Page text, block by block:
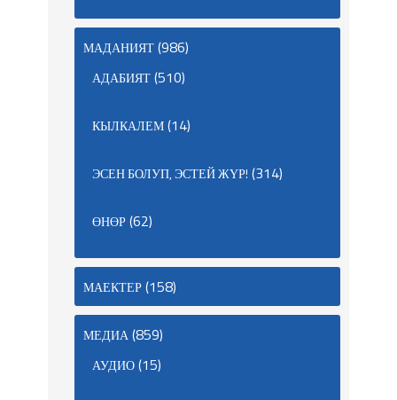
МАДАНИЯТ(986)
АДАБИЯТ(510)
КЫЛКАЛЕМ(14)
ЭСЕН БОЛУП, ЭСТЕЙ ЖҮР! (314)
ӨНӨР(62)
МАЕКТЕР(158)
МЕДИА(859)
АУДИО(15)